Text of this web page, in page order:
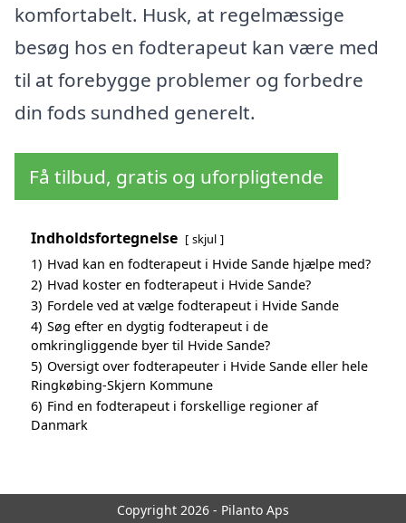
komfortabelt. Husk, at regelmæssige
besøg hos en fodterapeut kan være med
til at forebygge problemer og forbedre
din fods sundhed generelt.
Få tilbud, gratis og uforpligtende
Indholdsfortegnelse skjul
1) Hvad kan en fodterapeut i Hvide Sande hjælpe med?
2) Hvad koster en fodterapeut i Hvide Sande?
3) Fordele ved at vælge fodterapeut i Hvide Sande
4) Søg efter en dygtig fodterapeut i de
omkringliggende byer til Hvide Sande?
5) Oversigt over fodterapeuter i Hvide Sande eller hele
Ringkøbing-Skjern Kommune
6) Find en fodterapeut i forskellige regioner af
Danmark
Copyright 2026 - Pilanto Aps